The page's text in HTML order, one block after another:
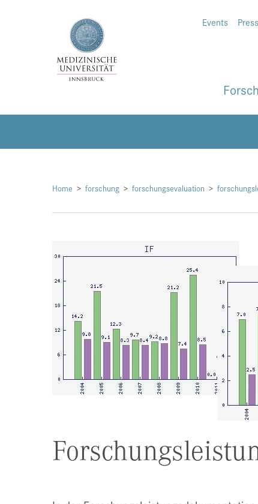
Events
Home forschung forschungsevaluation